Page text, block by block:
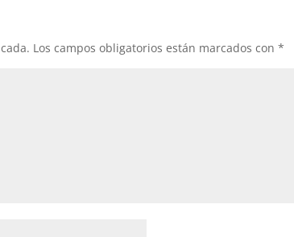
Los campos obligatorios están marcados con *